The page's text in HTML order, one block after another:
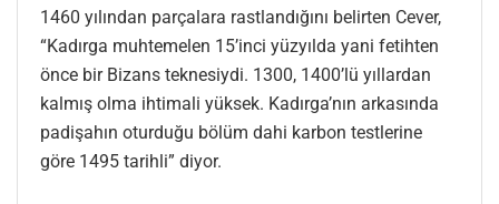
1460 yılından parçalara rastlandığını belirten Cever,
“Kadırga muhtemelen 15’inci yüzyılda yani fetihten
önce bir Bizans teknesiydi. 1300, 1400’lü yıllardan
kalmış olma ihtimali yüksek. Kadırga’nın arkasında
padişahın oturduğu bölüm dahi karbon testlerine
göre 1495 tarihli” diyor.